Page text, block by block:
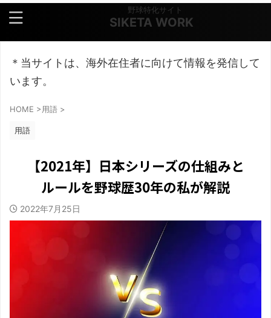
野球特化サイト
SIKETA WORK
＊当サイトは、海外在住者に向けて情報を発信して
います。
HOME >用語 >
用語
【2021年】日本シリーズの仕組みと
ルールを野球歴30年の私が解説
2022年7月25日